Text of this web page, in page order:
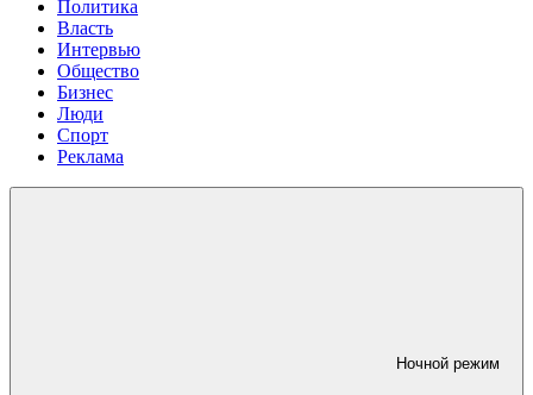
Политика
Власть
Интервью
Общество
Бизнес
Люди
Спорт
Реклама
Ночной режим